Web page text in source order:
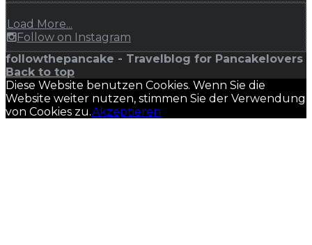
Load More...
Follow on Instagram
followthepancake - Travelblog for Pancakelovers
Back to top
Diese Website benutzen Cookies. Wenn Sie die
Website weiter nutzen, stimmen Sie der Verwendung
von Cookies zu.Akzeptieren